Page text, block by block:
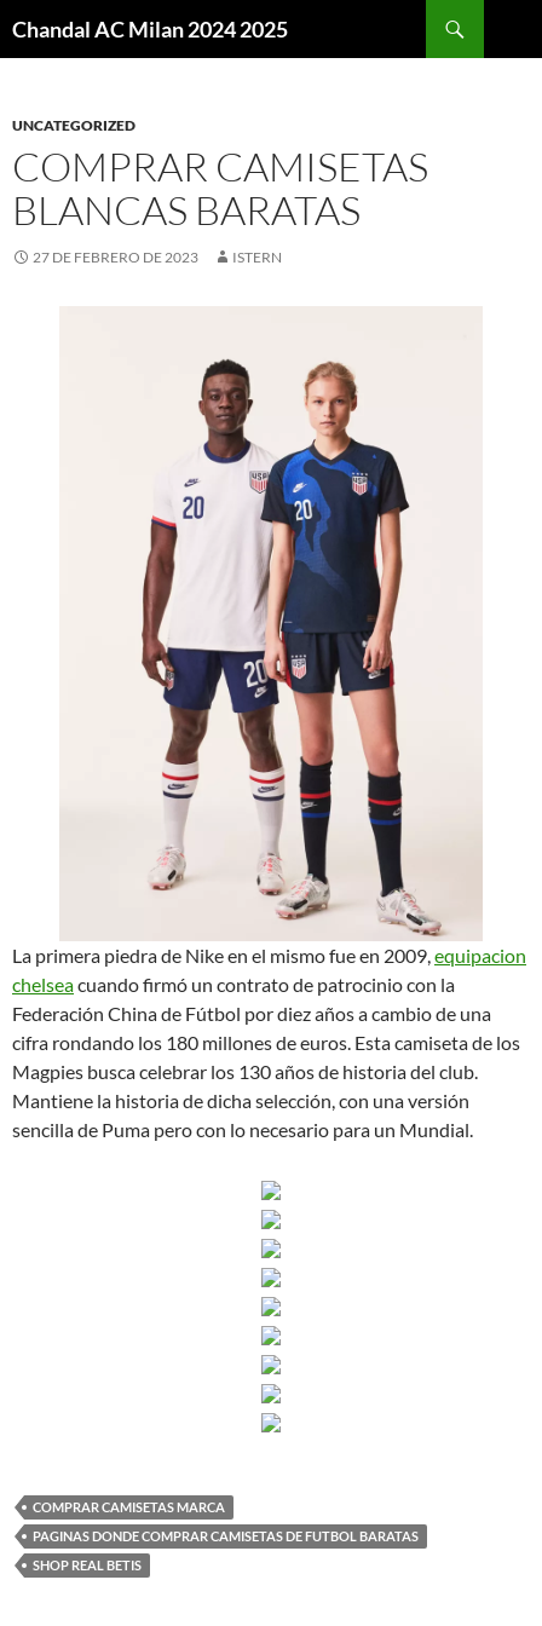
Chandal AC Milan 2024 2025
UNCATEGORIZED
COMPRAR CAMISETAS
BLANCAS BARATAS
27 DE FEBRERO DE 2023 ISTERN
La primera piedra de Nike en el mismo fue en 2009,equipacion
chelseacuando firmó un contrato de patrocinio con la
Federación China de Fútbol por diez años a cambio de una
cifra rondando los 180 millones de euros. Esta camiseta de los
Magpies busca celebrar los 130 años de historia del club.
Mantiene la historia de dicha selección, con una versión
sencilla de Puma pero con lo necesario para un Mundial.
COMPRAR CAMISETAS MARCA
PAGINAS DONDE COMPRAR CAMISETAS DE FUTBOL BARATAS
SHOP REAL BETIS